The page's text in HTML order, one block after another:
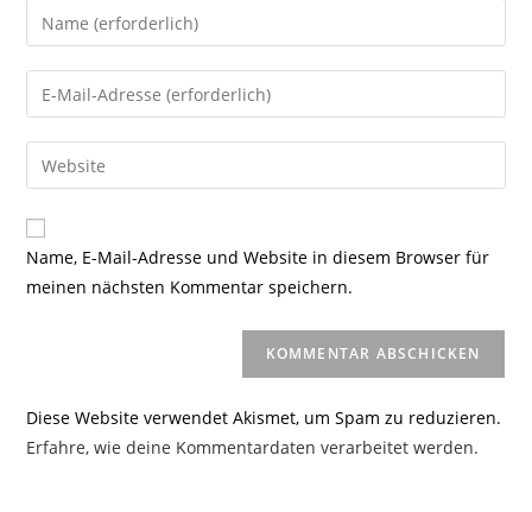
Gib
deinen
Namen
oder
zum
Kommentieren
ein
Gib
deine
E-
Mail-
zum
Kommentieren
ein
Gib
deine
Website-
URL
Name, E-Mail-Adresse und Website in diesem Browser für
meinen nächsten Kommentar speichern.
Diese Website verwendet Akismet, um Spam zu reduzieren.
Erfahre, wie deine Kommentardaten verarbeitet werden.